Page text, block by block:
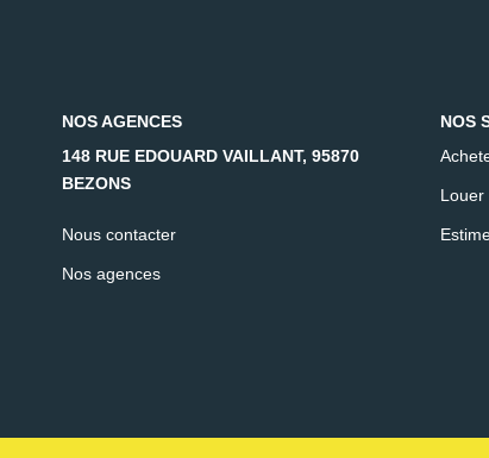
NOS AGENCES
148 RUE EDOUARD VAILLANT, 95870
BEZONS
Nous contacter
Nos agences
NOS
Louer